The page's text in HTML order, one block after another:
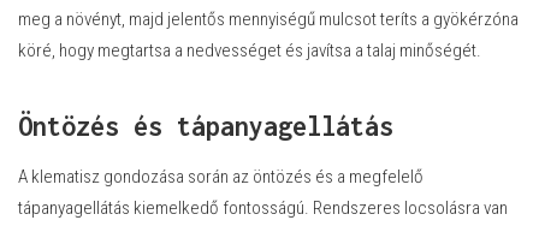
meg a növényt, majd jelentős mennyiségű mulcsot teríts a gyökérzóna
köré, hogy megtartsa a nedvességet és javítsa a talaj minőségét.
Öntözés és tápanyagellátás
A klematisz gondozása során az öntözés és a megfelelő
tápanyagellátás kiemelkedő fontosságú. Rendszeres locsolásra van